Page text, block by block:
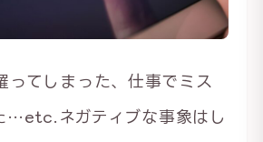
ってしまった、仕事でミス
…etc.ネガティブな事象はし